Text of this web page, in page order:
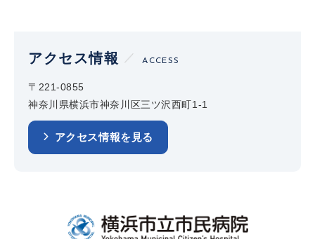
アクセス情報 ACCESS
〒221-0855
神奈川県横浜市神奈川区三ツ沢西町1-1
アクセス情報を見る